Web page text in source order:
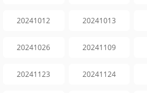
20241012 20241013
20241026 20241109
20241123 20241124